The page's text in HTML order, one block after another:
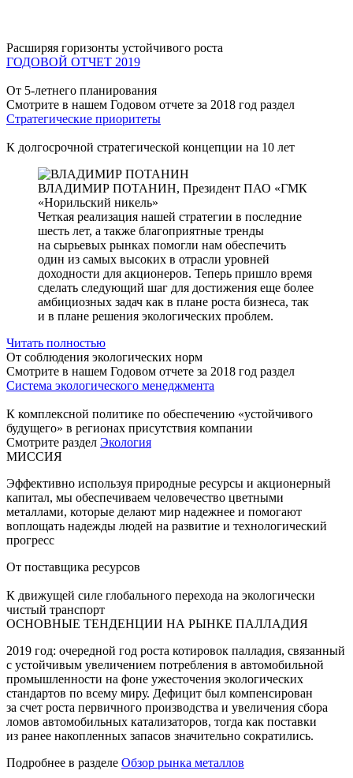
Расширяя горизонты устойчивого роста
ГОДОВОЙ ОТЧЕТ 2019
От 5-летнего планирования
Смотрите в нашем Годовом отчете за 2018 год раздел
Стратегические приоритеты
К долгосрочной стратегической концепции на 10 лет
ВЛАДИМИР ПОТАНИН, Президент ПАО «ГМК
«Норильский никель»
Четкая реализация нашей стратегии в последние
шесть лет, а также благоприятные тренды
на сырьевых рынках помогли нам обеспечить
один из самых высоких в отрасли уровней
доходности для акционеров. Теперь пришло время
сделать следующий шаг для достижения еще более
амбициозных задач как в плане роста бизнеса, так
и в плане решения экологических проблем.
Читать полностью
От соблюдения экологических норм
Смотрите в нашем Годовом отчете за 2018 год раздел
Система экологического менеджмента
К комплексной политике по обеспечению «устойчивого
будущего» в регионах присутствия компании
Смотрите раздел Экология
МИССИЯ
Эффективно используя природные ресурсы и акционерный
капитал, мы обеспечиваем человечество цветными
металлами, которые делают мир надежнее и помогают
воплощать надежды людей на развитие и технологический
прогресс
От поставщика ресурсов
К движущей силе глобального перехода на экологически
чистый транспорт
ОСНОВНЫЕ ТЕНДЕНЦИИ НА РЫНКЕ ПАЛЛАДИЯ
2019 год: очередной год роста котировок палладия, связанный
с устойчивым увеличением потребления в автомобильной
промышленности на фоне ужесточения экологических
стандартов по всему миру. Дефицит был компенсирован
за счет роста первичного производства и увеличения сбора
ломов автомобильных катализаторов, тогда как поставки
из ранее накопленных запасов значительно сократились.
Подробнее в разделе Обзор рынка металлов